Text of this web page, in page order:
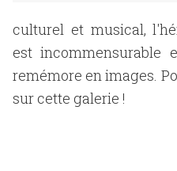
culturel et musical,
est
remémore en images.
sur cette galerie !